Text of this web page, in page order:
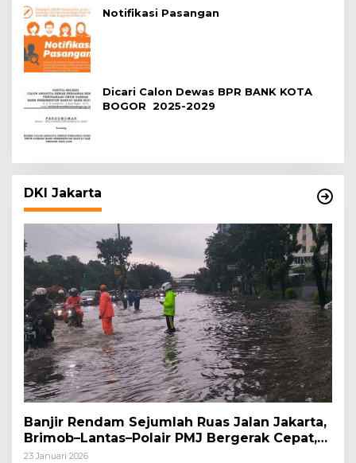
Notifikasi Pasangan
Dicari Calon Dewas BPR BANK KOTA
BOGOR 2025-2029
DKI Jakarta
Banjir Rendam Sejumlah Ruas Jalan Jakarta,
Brimob–Lantas–Polair PMJ Bergerak Cepat,
Polri Siagakan 128.247 Personel Secara
23 Januari 2026